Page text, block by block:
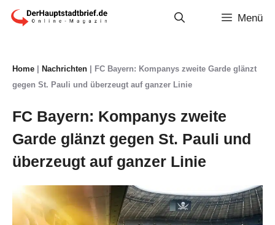
Zum
Menü
Home Nachrichten
FC Bayern: Kompanys zweite Garde glänzt
gegen St. Pauli und überzeugt auf ganzer Linie
FC Bayern: Kompanys zweite
Garde glänzt gegen St. Pauli und
überzeugt auf ganzer Linie